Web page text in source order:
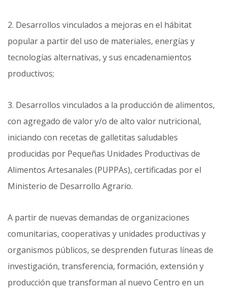
2. Desarrollos vinculados a mejoras en el hábitat
popular a partir del uso de materiales, energías y
tecnologías alternativas, y sus encadenamientos
productivos;
3. Desarrollos vinculados a la producción de alimentos,
con agregado de valor y/o de alto valor nutricional,
iniciando con recetas de galletitas saludables
producidas por Pequeñas Unidades Productivas de
Alimentos Artesanales (PUPPAs), certificadas por el
Ministerio de Desarrollo Agrario.
A partir de nuevas demandas de organizaciones
comunitarias, cooperativas y unidades productivas y
organismos públicos, se desprenden futuras líneas de
investigación, transferencia, formación, extensión y
producción que transforman al nuevo Centro en un